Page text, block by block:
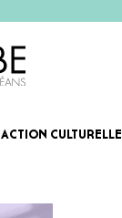
ACTION CULTURELLE